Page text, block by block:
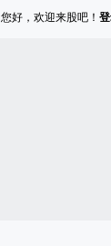
您好，欢迎来股吧！